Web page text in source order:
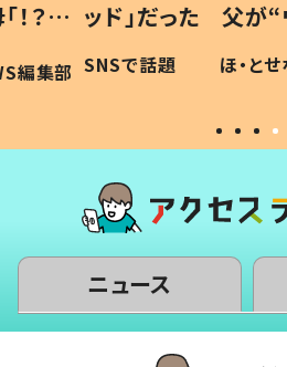
？」
編集部
ッド」だった 父が
作り続ける理由と
#令和の子
SNSで話題 ほ・と
ニュース